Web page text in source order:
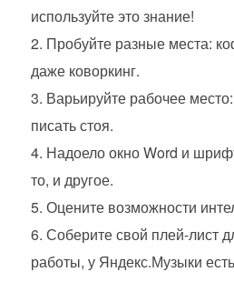
используйте это знание!
Пробуйте разные места:
даже коворкинг.
Варьируйте рабочее
писать стоя.
Надоело окно Word и
то, и другое.
Оцените возможности
Соберите свой плей-лист
работы, у Яндекс.Музыки